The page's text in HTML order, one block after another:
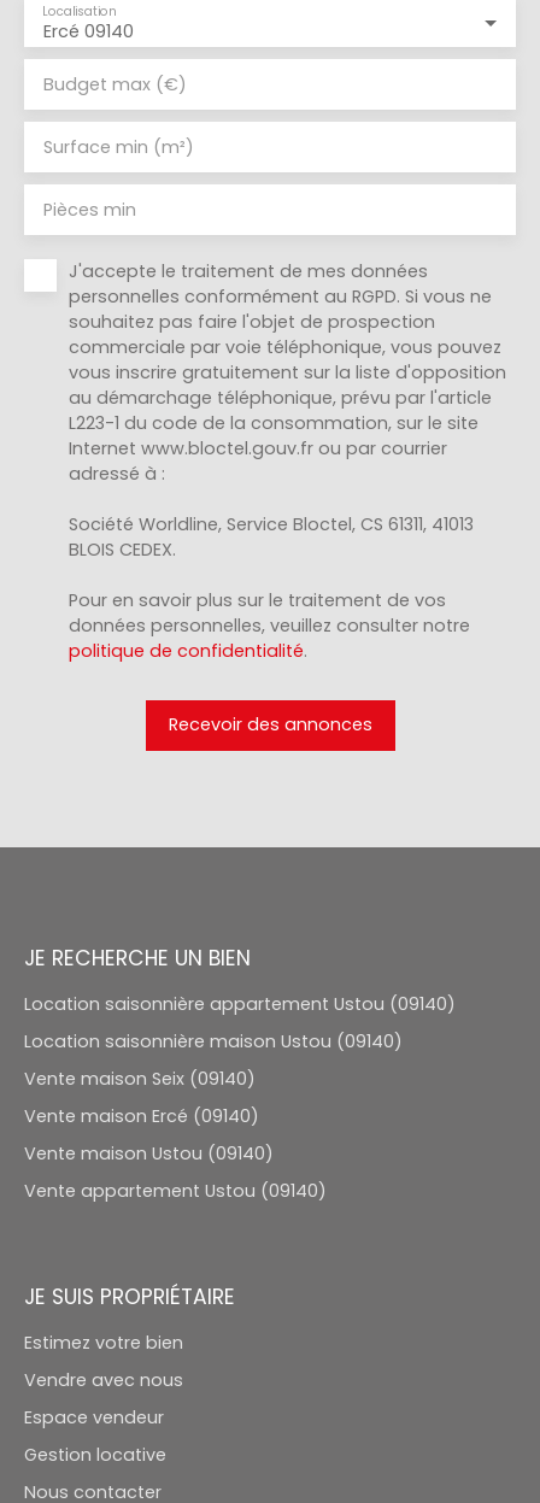
Ercé 09140
Localisation
Budget max (€)
Surface min (m²)
Pièces min
J'accepte le traitement de mes données
personnelles conformément au RGPD. Si vous ne
souhaitez pas faire l'objet de prospection
commerciale par voie téléphonique, vous pouvez
vous inscrire gratuitement sur la liste d'opposition
au démarchage téléphonique, prévu par l'article
L223-1 du code de la consommation, sur le site
Internet www.bloctel.gouv.fr ou par courrier
adressé à :
Société Worldline, Service Bloctel, CS 61311, 41013
BLOIS CEDEX.
Pour en savoir plus sur le traitement de vos
données personnelles, veuillez consulter notre
politique de confidentialité.
Recevoir des annonces
JE RECHERCHE UN BIEN
Location saisonnière appartement Ustou (09140)
Location saisonnière maison Ustou (09140)
Vente maison Seix (09140)
Vente maison Ercé (09140)
Vente maison Ustou (09140)
Vente appartement Ustou (09140)
JE SUIS PROPRIÉTAIRE
Estimez votre bien
Vendre avec nous
Espace vendeur
Gestion locative
Nous contacter